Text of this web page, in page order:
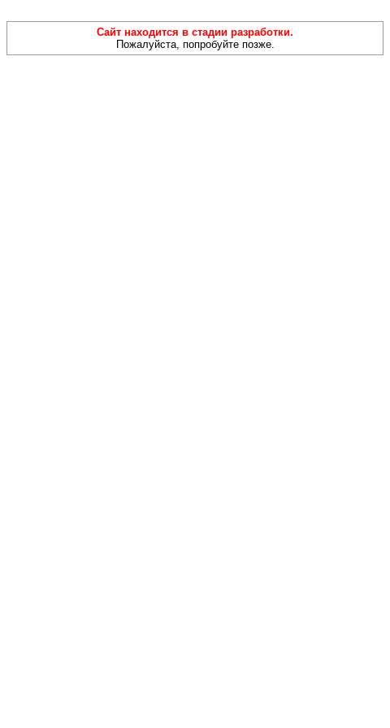
Сайт находится в стадии разработки.
Пожалуйста, попробуйте позже.